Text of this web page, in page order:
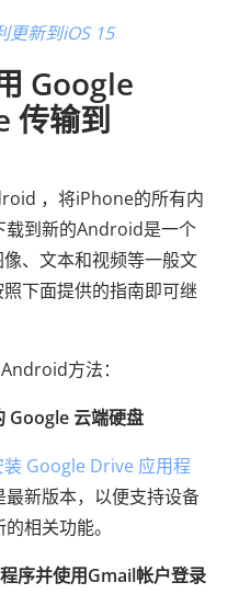
更新到iOS 15
Google
传输到
，将iPhone的所有内
载到新的Android是一个
、文本和视频等一般文
下面提供的指南即可继
方法：
Google 云端硬盘
装 Google Drive 应用程
新版本，以便支持设备
相关功能。
序并使用Gmail帐户登录